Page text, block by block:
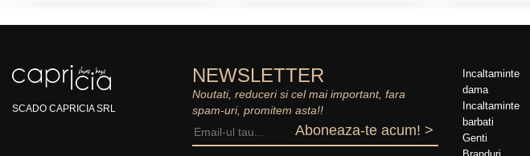
SCADO CAPRICIA SRL
NEWSLETTER
Noutati, reduceri si cel mai important, fara
spam-uri, promitem asta!!
Aboneaza-te acum! >
Incaltaminte
dama
Incaltaminte
barbati
Genti